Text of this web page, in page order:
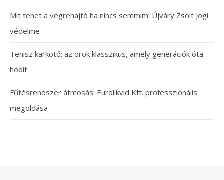
Mit tehet a végrehajtó ha nincs semmim: Újváry Zsolt jogi
védelme
Tenisz karkötő: az örök klasszikus, amely generációk óta
hódít
Fűtésrendszer átmosás: Eurolikvid Kft. professzionális
megoldása